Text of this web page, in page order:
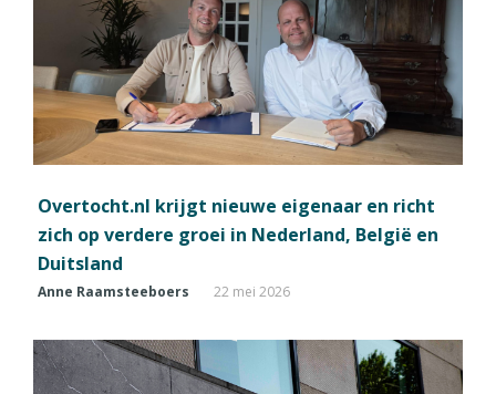
Overtocht.nl krijgt nieuwe eigenaar en richt
zich op verdere groei in Nederland, België en
Duitsland
Anne Raamsteeboers 22 mei 2026